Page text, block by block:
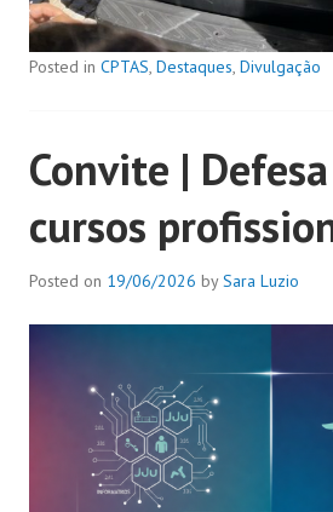
Posted in CPTAS, Destaques, Divulgação
Convite |
cursos
Posted on 19/06/2026 bySara Luzio